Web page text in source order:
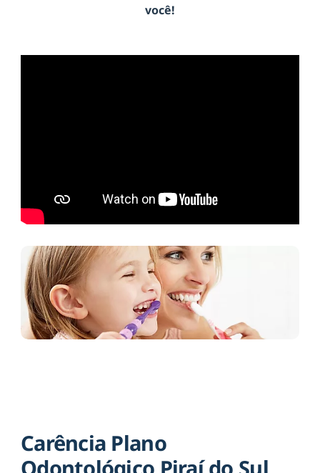
você!
Carência Plano
Odontológico Piraí do Sul